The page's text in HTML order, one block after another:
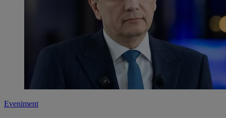
Eveniment